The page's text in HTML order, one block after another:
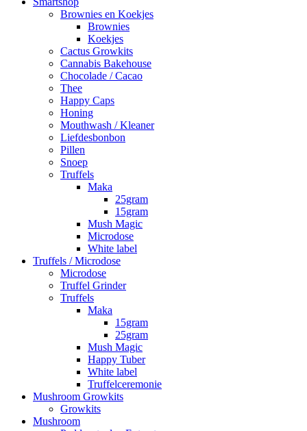
Brownies en Koekjes
Brownies
Koekjes
Cactus Growkits
Cannabis Bakehouse
Chocolade / Cacao
Thee
Happy Caps
Honing
Mouthwash / Kleaner
Liefdesbonbon
Pillen
Snoep
Truffels
Maka
25gram
15gram
Mush Magic
Microdose
White label
Truffels / Microdose
Microdose
Truffel Grinder
Truffels
Maka
15gram
25gram
Mush Magic
Happy Tuber
White label
Truffelceremonie
Mushroom Growkits
Growkits
Mushroom